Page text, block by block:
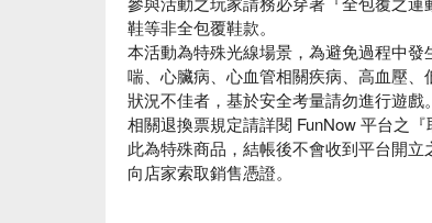
鞋等非全包覆鞋款。
本活動為特殊光線場景，為避免過程中
喘、心臟病、心血管相關疾病、高血壓
狀況不佳者，基於安全考量請勿進行遊戲。
相關退換票規定請詳閱 FunNow 平台之『
此為特殊商品，結帳後不會收到平台開
向店家索取銷售憑證。